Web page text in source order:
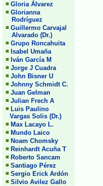
Gloria Álvarez
Glorianna
Rodríguez
Guillermo Carvajal
Alvarado (Dr.)
Grupo Roncahuita
Isabel Umaña
Iván García M
Jorge J Cuadra
John Bisner U
Johnny Schmidt C.
Juan Gelman
Julian Frech A
Luis Paulino
Vargas Solis (Dr.)
Max Lacayo L.
Mundo Laico
Noam Chomsky
Reinhardt Acuña T
Roberto Sancam
Santiago Pérez
Sergio Erick Ardón
Silvio Avilez Gallo